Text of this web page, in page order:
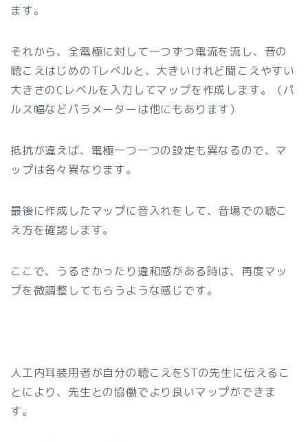
ます。
それから、全電極に対して一つずつ電流を流し、音の
聴こえはじめのTレベルと、大きいけれど聞こえやすい
大きさのCレベルを入力してマップを作成します。（パ
ルス幅などパラメーターは他にもあります）
抵抗が違えば、電極一つ一つの設定も異なるので、マ
ップは各々異なります。
最後に作成したマップに音入れをして、音場での聴こ
え方を確認します。
ここで、うるさかったり違和感がある時は、再度マッ
プを微調整してもらうような感じです。
人工内耳装用者が自分の聴こえをSTの先生に伝えるこ
とにより、先生との協働でより良いマップができま
す。